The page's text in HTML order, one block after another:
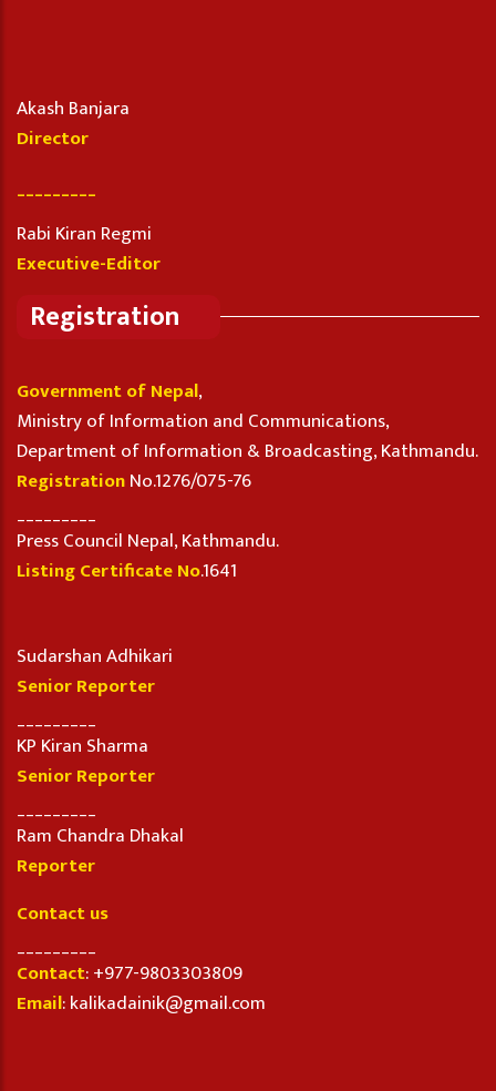
Akash Banjara
Director
_________
Rabi Kiran Regmi
Executive-Editor
Registration
Government of Nepal,
Ministry of Information and Communications,
Department of Information & Broadcasting, Kathmandu.
RegistrationNo.1276/075-76
Press Council Nepal, Kathmandu.
Listing Certificate No.1641
Sudarshan Adhikari
Senior Reporter
KP Kiran Sharma
Senior Reporter
Ram Chandra Dhakal
Reporter
Contact us
Contact: +977-9803303809
Email: kalikadainik@gmail.com